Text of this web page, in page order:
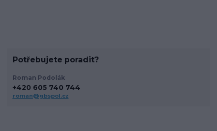
Potřebujete poradit?
Roman Podolák
+420 605 740 744
roman@gbspol.cz